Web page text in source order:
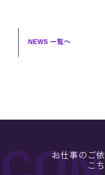
NEWS 一覧へ
お仕事のご
こ